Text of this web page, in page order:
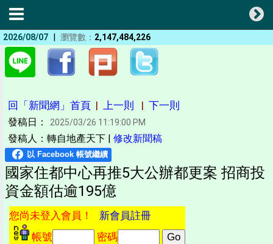
2026/08/07 | 瀏覽數： 2,147,484,226
回「新聞網」首頁 | 上一則 | 下一則
發稿日： 2025/03/26 11:19:00 PM
發稿人：轉自地產天下 | 修改新聞稿
國家住都中心再推5大公辦都更案 招商投
資金額估逾195億
您尚未登入會員！ 新會員註冊
帳號
密碼